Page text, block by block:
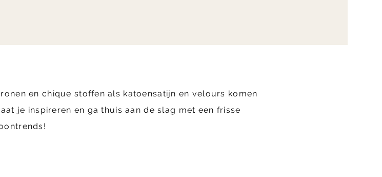
en chique stoffen als katoensatijn en velours komen
je inspireren en ga thuis aan de slag met een frisse